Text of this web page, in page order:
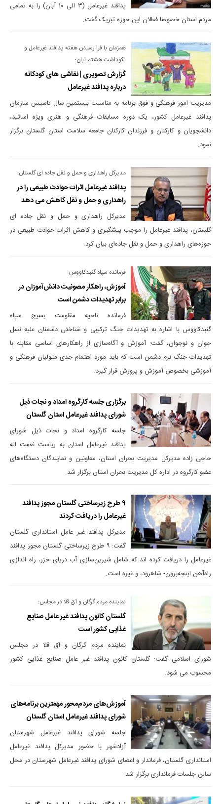
پدافند غیرعامل (۳ الی ۱۰ آبان) را به تمامی
مردم استان خصوصا فعالان این حوزه تبریک گفت.
همزمان با فرا رسیدن هفته پدافند غیرعامل و
نکوداشت هشتم آبان؛
گزارش تصویری | نقاشی های کودکانه
درباره پدافند غیرعامل
مدیریت امور فرهنگی و فوق برنامه به مناسبت بیستمین سال تاسیس سازمان
پدافند غیرعامل کشور، یک دوره مسابقات فرهنگی و هنری ویژه اساتید،
دانشجویان و کارکنان و فرزندان کارکنان جامعه سلامت استان گلستان برگزار
نمود.
مدیرکل راهداری و حمل و نقل جاده ای گلستان:
پدافند غیرعامل اثرات حوادث طبیعی را در
راهداری و حمل و نقل کاهش می دهد
مدیرکل راهداری و حمل و نقل جاده ای
گلستان، پدافند غیرعامل را موجب پیشگیری و کاهش اثرات حوادث طبیعی در
حوزه‌های راهداری و حمل و نقل جاده‌ای بیان کرد.
فرمانده سپاه گنبدکاووس:
آموزش، راهکار مصونیت دانش‌آموزان در
برابر تهدیدات دشمن است
فرمانده ناحیه مقاومت بسیج سپاه
گنبدکاووس با اشاره به تهدیدات جنگ ترکیبی و شناختی دشمنان علیه نسل
جوان و نوجوان، گفت: آموزش و آگاه‌سازی از راهکارهای اساسی مقابله با
تهدیدات جنگ نرم دشمن است که باید مورد اهتمام جدی متولیان فرهنگی و
آموزشی بخصوص آموزش و پرورش قرار گیرد.
برگزاری جلسه کارگروه امداد و نجات ذیل
شورای پدافند غیرعامل استان گلستان
جلسه کارگروه امداد و نجات ذیل شورای
پدافند غیرعامل استان به ریاست نعمت اله
حاجی زاده مدیرکل مدیریت بحران استان، معاونین و نمایندگان دستگاه‌های
عضو کارگروه در اداره کل مدیریت بحران استان برگزار شد.
۹ طرح زیرساختی گلستان مجوز پدافند
غیرعامل را دریافت کردند
مدیرکل پدافند غیر عامل استانداری گلستان
گفت: ۹ طرح زیرساختی گلستان مجوز پدافند
غیرعامل را دریافت کرده اند که شامل شیرین‌سازی آب دریای خزر، راه اندازی
راه‌آهن اینچه‌برون- شاهرود، و غیره است.
نماینده مردم گرگان و آق قلا در مجلس:
گلستان کانون پدافند غیر عامل صنایع
غذایی کشور است
نماینده مردم گرگان و آق قلا در مجلس
شورای اسلامی گفت: گلستان کانون پدافند غیر عامل صنایع غذایی کشور
محسوب می شود.
آموزش‌های مردم‌محور مهمترین برنامه‌های
شورای پدافند غیرعامل استان گلستان
جلسه شورای پدافند غیرعامل شهرستان
آزادشهر با حضور مدیرکل پدافند غیرعامل
استانداری گلستان، فرماندار و اعضای شورای پدافند غیرعامل شهرستان در محل
سالن جلسات فرمانداری برگزار شد.